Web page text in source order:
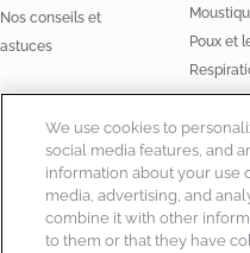
Nos conseils et
astuces
Huiles essentielles
Poux et
Stress
We use cookies to
social media features, and
information about your use
media, advertising, and
combine it with other
to them or that they have